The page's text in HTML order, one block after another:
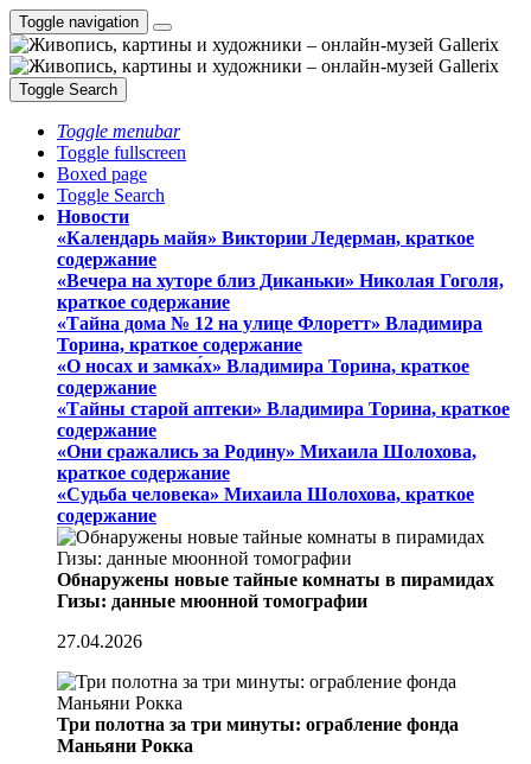
Toggle navigation
Toggle Search
Toggle menubar
Toggle fullscreen
Boxed page
Toggle Search
Новости
«Календарь майя» Виктории Ледерман, краткое
содержание
«Вечера на хуторе близ Диканьки» Николая Гоголя,
краткое содержание
«Тайна дома № 12 на улице Флоретт» Владимира
Торина, краткое содержание
«О носах и замка́х» Владимира Торина, краткое
содержание
«Тайны старой аптеки» Владимира Торина, краткое
содержание
«Они сражались за Родину» Михаила Шолохова,
краткое содержание
«Судьба человека» Михаила Шолохова, краткое
содержание
Обнаружены новые тайные комнаты в пирамидах
Гизы: данные мюонной томографии
27.04.2026
Три полотна за три минуты: ограбление фонда
Маньяни Рокка